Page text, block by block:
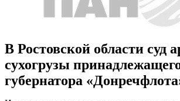
В Ростовской области суд
сухогрузы
губернатора